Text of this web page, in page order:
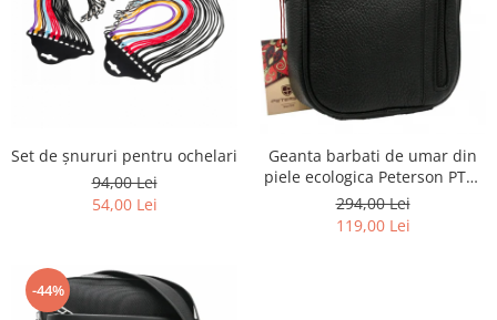
Set de șnururi pentru ochelari
94,00 Lei
54,00 Lei
Geanta barbati de umar din
piele ecologica Peterson PTR-
PTN 8023-MACRO-0303
294,00 Lei
119,00 Lei
-44%